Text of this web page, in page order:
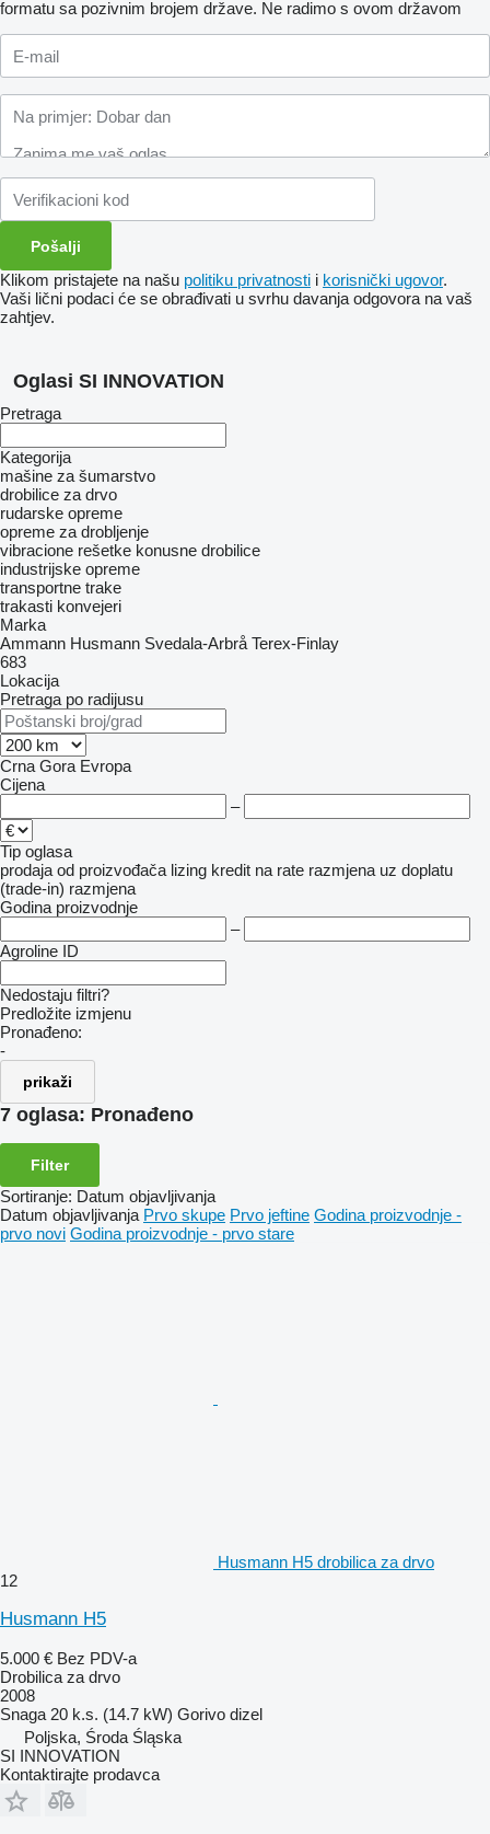
formatu sa pozivnim brojem države. Ne radimo s ovom državom
Klikom pristajete na našu politiku privatnosti i korisnički ugovor.
Vaši lični podaci će se obrađivati ​​u svrhu davanja odgovora na vaš
zahtjev.
Oglasi SI INNOVATION
Pretraga
Kategorija
mašine za šumarstvo
drobilice za drvo
rudarske opreme
opreme za drobljenje
vibracione rešetke konusne drobilice
industrijske opreme
transportne trake
trakasti konvejeri
Marka
Ammann Husmann Svedala-Arbrå Terex-Finlay
683
Lokacija
Pretraga po radijusu
Crna Gora Evropa
Cijena
–
Tip oglasa
prodaja od proizvođača lizing kredit na rate razmjena uz doplatu
(trade-in) razmjena
Godina proizvodnje
–
Agroline ID
Nedostaju filtri?
Predložite izmjenu
Pronađeno:
-
prikaži
7 oglasa: Pronađeno
Filter
Sortiranje: Datum objavljivanja
Datum objavljivanja Prvo skupe Prvo jeftine Godina proizvodnje -
prvo novi Godina proizvodnje - prvo stare
Husmann H5 drobilica za drvo
12
Husmann H5
5.000 € Bez PDV-a
Drobilica za drvo
2008
Snaga 20 k.s. (14.7 kW) Gorivo dizel
Poljska, Środa Śląska
SI INNOVATION
Kontaktirajte prodavca